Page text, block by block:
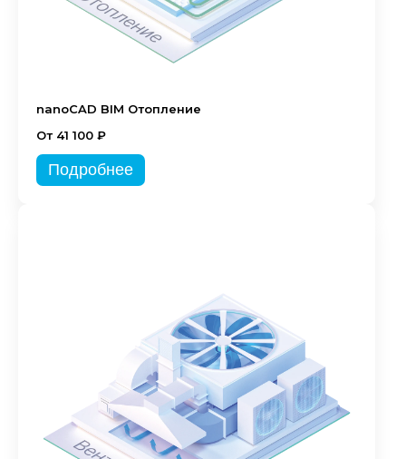
nanoCAD BIM Отопление
От 41 100 ₽
Подробнее